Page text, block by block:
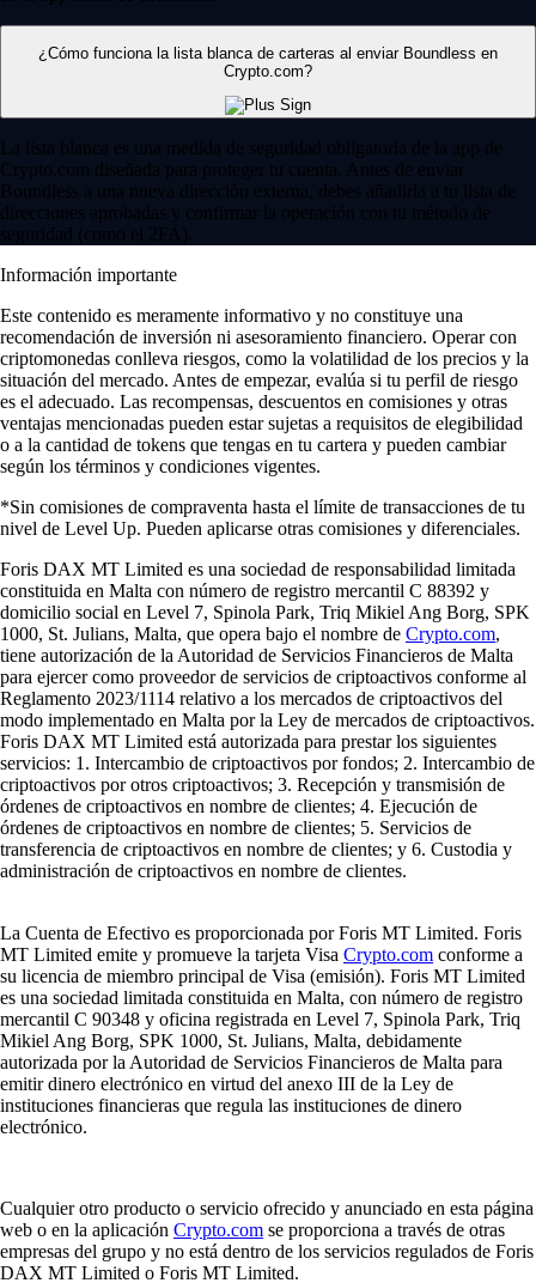
¿Cómo funciona la lista blanca de carteras al enviar Boundless en
Crypto.com?
La lista blanca es una medida de seguridad obligatoria de la app de
Crypto.com diseñada para proteger tu cuenta. Antes de enviar
Boundless a una nueva dirección externa, debes añadirla a tu lista de
direcciones aprobadas y confirmar la operación con tu método de
seguridad (como el 2FA).
Información importante
Este contenido es meramente informativo y no constituye una
recomendación de inversión ni asesoramiento financiero. Operar con
criptomonedas conlleva riesgos, como la volatilidad de los precios y la
situación del mercado. Antes de empezar, evalúa si tu perfil de riesgo
es el adecuado. Las recompensas, descuentos en comisiones y otras
ventajas mencionadas pueden estar sujetas a requisitos de elegibilidad
o a la cantidad de tokens que tengas en tu cartera y pueden cambiar
según los términos y condiciones vigentes.
*Sin comisiones de compraventa hasta el límite de transacciones de tu
nivel de Level Up. Pueden aplicarse otras comisiones y diferenciales.
Foris DAX MT Limited es una sociedad de responsabilidad limitada
constituida en Malta con número de registro mercantil C 88392 y
domicilio social en Level 7, Spinola Park, Triq Mikiel Ang Borg, SPK
1000, St. Julians, Malta, que opera bajo el nombre de Crypto.com,
tiene autorización de la Autoridad de Servicios Financieros de Malta
para ejercer como proveedor de servicios de criptoactivos conforme al
Reglamento 2023/1114 relativo a los mercados de criptoactivos del
modo implementado en Malta por la Ley de mercados de criptoactivos.
Foris DAX MT Limited está autorizada para prestar los siguientes
servicios: 1. Intercambio de criptoactivos por fondos; 2. Intercambio de
criptoactivos por otros criptoactivos; 3. Recepción y transmisión de
órdenes de criptoactivos en nombre de clientes; 4. Ejecución de
órdenes de criptoactivos en nombre de clientes; 5. Servicios de
transferencia de criptoactivos en nombre de clientes; y 6. Custodia y
administración de criptoactivos en nombre de clientes.
La Cuenta de Efectivo es proporcionada por Foris MT Limited. Foris
MT Limited emite y promueve la tarjeta Visa Crypto.com conforme a
su licencia de miembro principal de Visa (emisión). Foris MT Limited
es una sociedad limitada constituida en Malta, con número de registro
mercantil C 90348 y oficina registrada en Level 7, Spinola Park, Triq
Mikiel Ang Borg, SPK 1000, St. Julians, Malta, debidamente
autorizada por la Autoridad de Servicios Financieros de Malta para
emitir dinero electrónico en virtud del anexo III de la Ley de
instituciones financieras que regula las instituciones de dinero
electrónico.
Cualquier otro producto o servicio ofrecido y anunciado en esta página
web o en la aplicación Crypto.com se proporciona a través de otras
empresas del grupo y no está dentro de los servicios regulados de Foris
DAX MT Limited o Foris MT Limited.